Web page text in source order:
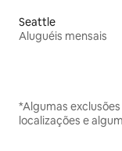
Seattle
Aluguéis mensais
*Algumas
localizações e